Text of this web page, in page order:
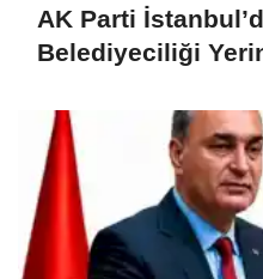
AK Parti
Belediyeciliği